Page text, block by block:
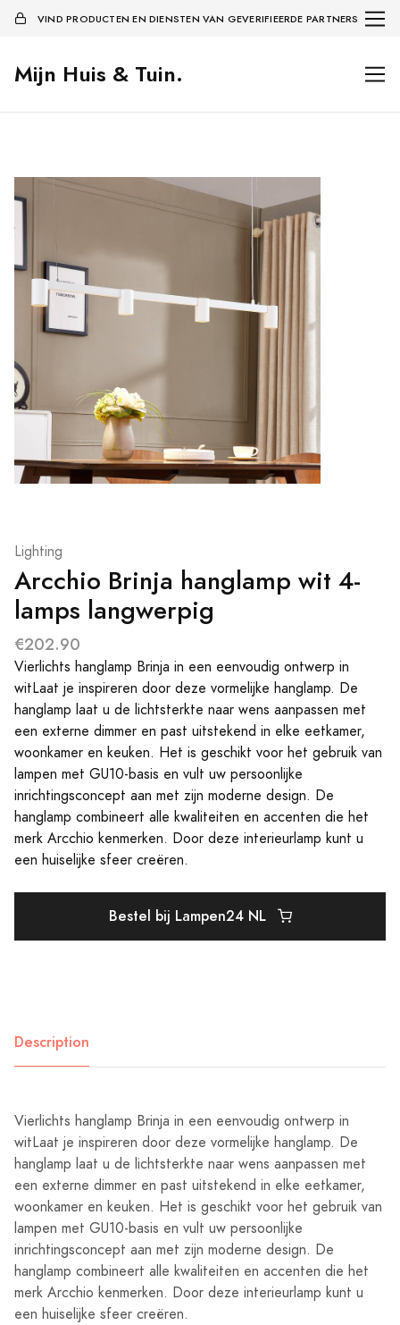
VIND PRODUCTEN EN DIENSTEN VAN GEVERIFIEERDE PARTNERS
Mijn Huis & Tuin.
Lighting
Arcchio Brinja hanglamp wit 4-
lamps langwerpig
€202.90
Vierlichts hanglamp Brinja in een eenvoudig ontwerp in
witLaat je inspireren door deze vormelijke hanglamp. De
hanglamp laat u de lichtsterkte naar wens aanpassen met
een externe dimmer en past uitstekend in elke eetkamer,
woonkamer en keuken. Het is geschikt voor het gebruik van
lampen met GU10-basis en vult uw persoonlijke
inrichtingsconcept aan met zijn moderne design. De
hanglamp combineert alle kwaliteiten en accenten die het
merk Arcchio kenmerken. Door deze interieurlamp kunt u
een huiselijke sfeer creëren.
Bestel bij Lampen24 NL
Description
Vierlichts hanglamp Brinja in een eenvoudig ontwerp in
witLaat je inspireren door deze vormelijke hanglamp. De
hanglamp laat u de lichtsterkte naar wens aanpassen met
een externe dimmer en past uitstekend in elke eetkamer,
woonkamer en keuken. Het is geschikt voor het gebruik van
lampen met GU10-basis en vult uw persoonlijke
inrichtingsconcept aan met zijn moderne design. De
hanglamp combineert alle kwaliteiten en accenten die het
merk Arcchio kenmerken. Door deze interieurlamp kunt u
een huiselijke sfeer creëren.